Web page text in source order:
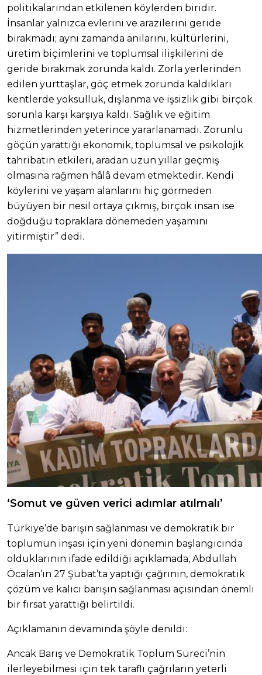
politikalarından etkilenen köylerden biridir.
İnsanlar yalnızca evlerini ve arazilerini geride
bırakmadı; aynı zamanda anılarını, kültürlerini,
üretim biçimlerini ve toplumsal ilişkilerini de
geride bırakmak zorunda kaldı. Zorla yerlerinden
edilen yurttaşlar, göç etmek zorunda kaldıkları
kentlerde yoksulluk, dışlanma ve işsizlik gibi birçok
sorunla karşı karşıya kaldı. Sağlık ve eğitim
hizmetlerinden yeterince yararlanamadı. Zorunlu
göçün yarattığı ekonomik, toplumsal ve psikolojik
tahribatın etkileri, aradan uzun yıllar geçmiş
olmasına rağmen hâlâ devam etmektedir. Kendi
köylerini ve yaşam alanlarını hiç görmeden
büyüyen bir nesil ortaya çıkmış, birçok insan ise
doğduğu topraklara dönemeden yaşamını
yitirmiştir” dedi.
‘Somut ve güven verici adımlar atılmalı’
Türkiye’de barışın sağlanması ve demokratik bir
toplumun inşası için yeni dönemin başlangıcında
olduklarının ifade edildiği açıklamada, Abdullah
Öcalan’ın 27 Şubat’ta yaptığı çağrının, demokratik
çözüm ve kalıcı barışın sağlanması açısından önemli
bir fırsat yarattığı belirtildi.
Açıklamanın devamında şöyle denildi:
Ancak Barış ve Demokratik Toplum Süreci’nin
ilerleyebilmesi için tek taraflı çağrıların yeterli